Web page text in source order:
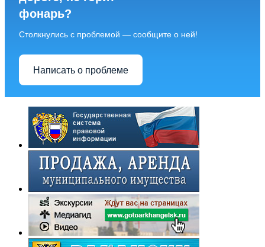
фонарь?
Столкнулись с проблемой — сообщите о ней!
Написать о проблеме